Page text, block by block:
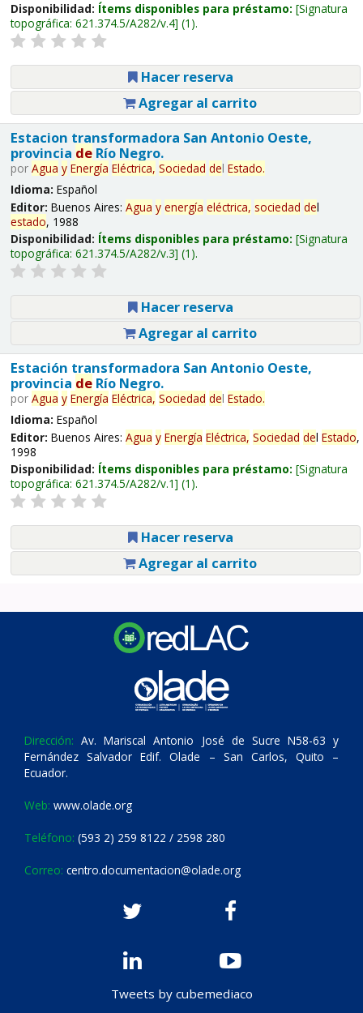
Disponibilidad: Ítems disponibles para préstamo: Signatura
topográfica: 621.374.5/A282/v.4 (1).
Hacer reserva
Agregar al carrito
Estacion transformadora San Antonio Oeste,
provincia deRío Negro.
por Agua y Energía Eléctrica, Sociedad del Estado.
Idioma: Español
Editor: Buenos Aires: Agua y energía eléctrica, sociedad del
estado, 1988
Disponibilidad: Ítems disponibles para préstamo: Signatura
topográfica: 621.374.5/A282/v.3 (1).
Hacer reserva
Agregar al carrito
Estación transformadora San Antonio Oeste,
provincia deRío Negro.
por Agua y Energía Eléctrica, Sociedad del Estado.
Idioma: Español
Editor: Buenos Aires: Agua y Energía Eléctrica, Sociedad del Estado,
1998
Disponibilidad: Ítems disponibles para préstamo: Signatura
topográfica: 621.374.5/A282/v.1 (1).
Hacer reserva
Agregar al carrito
Dirección: Av. Mariscal Antonio José de Sucre N58-63 y
Fernández Salvador Edif. Olade – San Carlos, Quito –
Ecuador.
Web: www.olade.org
Teléfono: (593 2) 259 8122 / 2598 280
Correo: centro.documentacion@olade.org
Tweets by cubemediaco